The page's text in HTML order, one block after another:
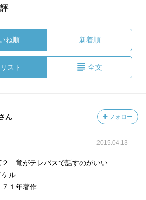
ね順 新着順
リスト 全文
ん フォロー
2015.04.13
２ 竜がテレパスで話すのがいい
ル
１年著作